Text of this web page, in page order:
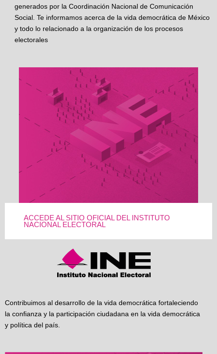
generados por la Coordinación Nacional de Comunicación
Social. Te informamos acerca de la vida democrática de México
y todo lo relacionado a la organización de los procesos
electorales
ACCEDE AL SITIO OFICIAL DEL INSTITUTO
NACIONAL ELECTORAL
Contribuimos al desarrollo de la vida democrática fortaleciendo
la confianza y la participación ciudadana en la vida democrática
y política del país.